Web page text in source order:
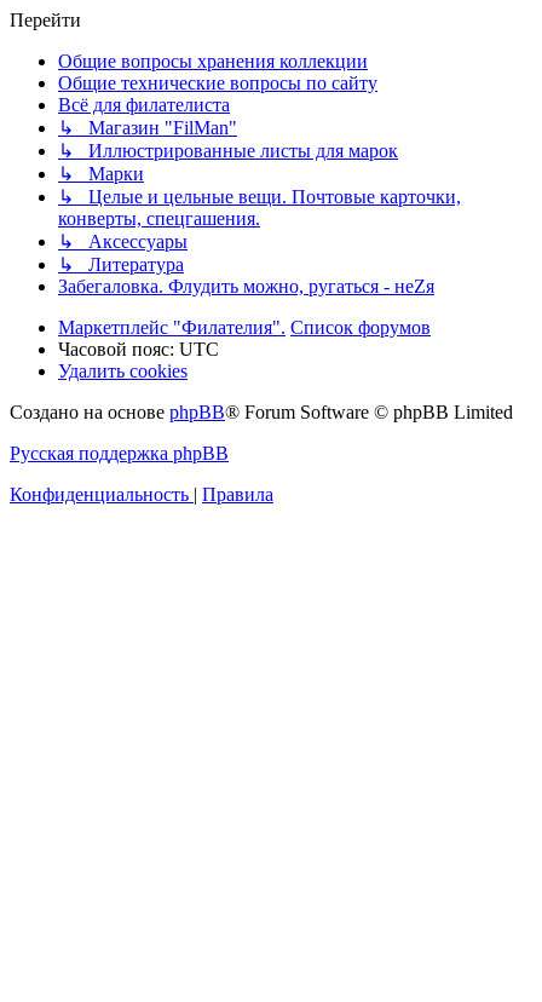
Перейти
Общие вопросы хранения коллекции
Общие технические вопросы по сайту
Всё для филателиста
↳ Магазин "FilMan"
↳ Иллюстрированные листы для марок
↳ Марки
↳ Целые и цельные вещи. Почтовые карточки,
конверты, спецгашения.
↳ Аксессуары
↳ Литература
Забегаловка. Флудить можно, ругаться - неZя
Маркетплейс "Филателия". Список форумов
Часовой пояс: UTC
Удалить cookies
Создано на основе phpBB® Forum Software © phpBB Limited
Русская поддержка phpBB
Конфиденциальность | Правила